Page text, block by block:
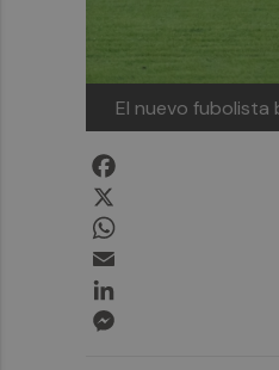
El nuevo fubolista